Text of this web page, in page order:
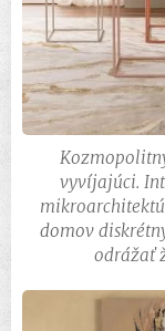
vyvíjajúci.
domov
odrážať